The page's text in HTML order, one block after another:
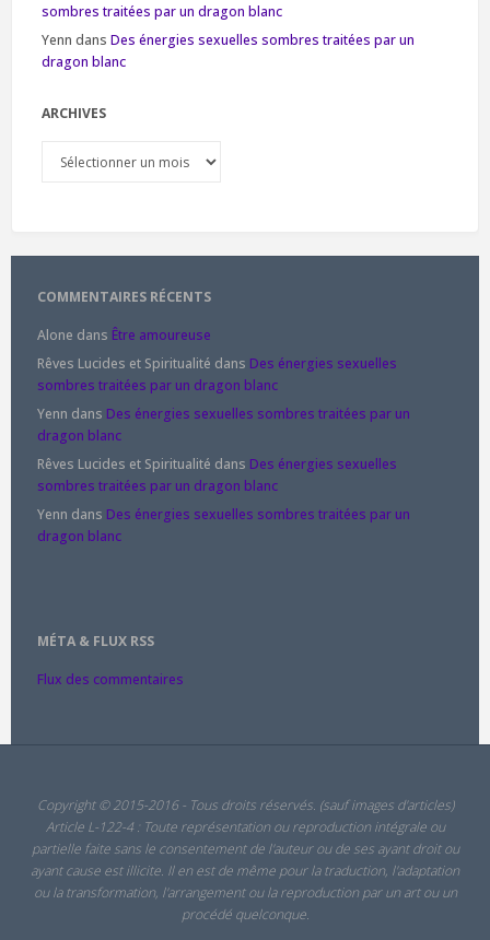
sombres traitées par un dragon blanc
Yenn dans Des énergies sexuelles sombres traitées par un
dragon blanc
ARCHIVES
COMMENTAIRES RÉCENTS
Alone dans Être amoureuse
Rêves Lucides et Spiritualité dans Des énergies sexuelles
sombres traitées par un dragon blanc
Yenn dans Des énergies sexuelles sombres traitées par un
dragon blanc
Rêves Lucides et Spiritualité dans Des énergies sexuelles
sombres traitées par un dragon blanc
Yenn dans Des énergies sexuelles sombres traitées par un
dragon blanc
MÉTA & FLUX RSS
Flux des commentaires
Copyright © 2015-2016 - Tous droits réservés. (sauf images d'articles)
Article L-122-4 : Toute représentation ou reproduction intégrale ou
partielle faite sans le consentement de l'auteur ou de ses ayant droit ou
ayant cause est illicite. Il en est de même pour la traduction, l'adaptation
ou la transformation, l'arrangement ou la reproduction par un art ou un
procédé quelconque.